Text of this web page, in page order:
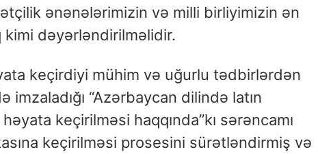
ənənələrimizin və milli birliyimizin ən
kimi dəyərləndirilməlidir.
keçirdiyi mühim və uğurlu tədbirlərdən
“Azərbaycan dilində latın
keçirilməsi haqqında”kı sərəncamı
keçirilməsi prosesini sürətləndirmiş və